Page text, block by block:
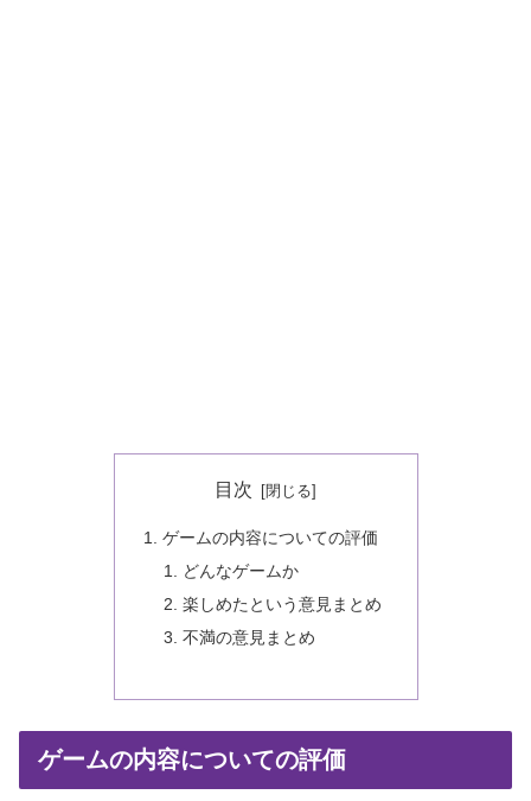
目次
ゲームの内容についての評価
どんなゲームか
楽しめたという意見まとめ
不満の意見まとめ
ゲームの内容についての評価